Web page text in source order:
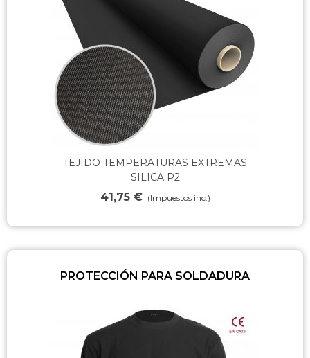
Ver más
TEJIDO TEMPERATURAS EXTREMAS
SILICA P2
41,75 € (Impuestos inc.)
PROTECCIÓN PARA SOLDADURA